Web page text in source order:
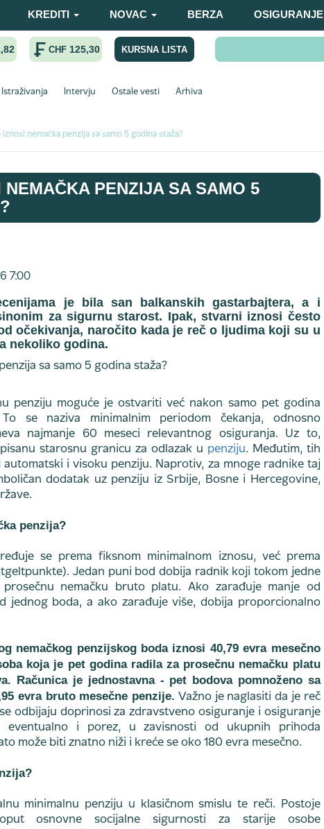
KREDITI NOVAC BERZA OSIGURANJE
CHF 125,30 KURSNA LISTA
Istraživanja Intervju Ostale vesti Arhiva
iznosi nemačka penzija sa samo 5 godina staža?
PENZIJA SA SAMO 5
7:00
je bila san balkanskih gastarbajtera, a i
za sigurnu starost. Ipak, stvarni iznosi često
očekivanja, naročito kada je reč o ljudima koji su u
nekoliko godina.
penziju moguće je ostvariti već nakon samo pet godina
To se naziva minimalnim periodom čekanja, odnosno
najmanje 60 meseci relevantnog osiguranja. Uz to,
starosnu granicu za odlazak u penziju. Međutim, tih
i visoku penziju. Naprotiv, za mnoge radnike taj
dodatak uz penziju iz Srbije, Bosne i Hercegovine,
penzija?
se prema fiksnom minimalnom iznosu, već prema
Jedan puni bod dobija radnik koji tokom jedne
nemačku bruto platu. Ako zarađuje manje od
jednog boda, a ako zarađuje više, dobija proporcionalno
nemačkog penzijskog boda iznosi 40,79 evra mesečno
koja je pet godina radila za prosečnu nemačku platu
Računica je jednostavna - pet bodova pomnoženo sa
evra bruto mesečne penzije. Važno je naglasiti da je reč
odbijaju doprinosi za zdravstveno osiguranje i osiguranje
eventualno i porez, u zavisnosti od ukupnih prihoda
može biti znatno niži i kreće se oko 180 evra mesečno.
minimalnu penziju u klasičnom smislu te reči. Postoje
osnovne socijalne sigurnosti za starije osobe